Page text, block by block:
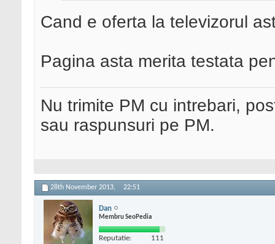
Cand e oferta la televizorul
Pagina asta merita testata
Nu trimite PM cu intrebari,
sau raspunsuri pe PM.
28th November 2013, 22:51
Dan
Membru SeoPedia
Reputatie: 111